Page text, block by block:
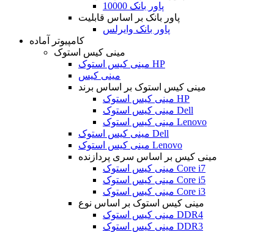
پاور بانک 10000
پاور بانک بر اساس قابلیت
پاور بانک وایرلس
کامپیوتر آماده
مینی کیس استوک
مینی کیس استوک HP
مینی کیس
مینی کیس استوک بر اساس برند
مینی کیس استوک HP
مینی کیس استوک Dell
مینی کیس استوک Lenovo
مینی کیس استوک Dell
مینی کیس استوک Lenovo
مینی کیس بر اساس سری پردازنده
مینی کیس استوک Core i7
مینی کیس استوک Core i5
مینی کیس استوک Core i3
مینی کیس استوک بر اساس نوع
مینی کیس استوک DDR4
مینی کیس استوک DDR3